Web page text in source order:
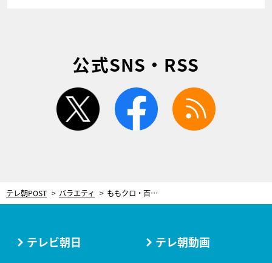
公式SNS・RSS
twitter facebook
テレ朝POST バラエティ ももクロ・百田夏菜子、メンバーの玉井詩織をたしなめる!?「玉、それはちょっと違うんじゃないかなぁ」
テレビ朝日 テレ朝動画